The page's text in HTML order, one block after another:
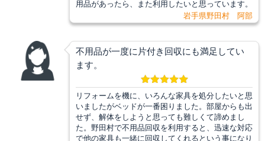
用品があったら、また利用したいと思っています。
岩手県野田村 阿部
不用品が一度に片付き回収にも満足してい
ます。
リフォームを機に、いろんな家具を処分したいと思
いましたがベッドが一番困りました。部屋からも出
せず、解体をしようと思っても難しくて諦めまし
た。野田村で不用品回収を利用すると、迅速な対応
で他の家具も一緒に回収してくれるという事になり